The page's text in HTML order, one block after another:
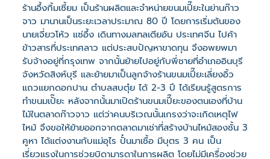
ร้านอึ้งกิ้มเซี้ยม เป็นร้านผลิตและจำหน่ายขนมเปี๊ยะในย่านก๊าว
จาว มานานเป็นระยะเวลาประมาณ 80 ปี โดยการเริ่มต้นของ
นายเจี่ยวโห้ว แซ่อึ้ง เดินทางมลฑลเตียอัน ประเทศจีน ไปค้า
ข้าวสารที่ประเทศลาว แต่ประสบปัญหาขาดทุน จึงอพยพมา
รับจ้างอยู่ที่กรุงเทพ จากนั้นย้ายไปอยู่กับพี่ชายที่อำเภออินบุรี
จังหวัดสิงห์บุรี และย้ายมาเป็นลูกจ้างร้านขนมเปี๊ยะเลี่ยงอิ้ว
แถวแยกดอกปาน ตำบลสบตุ๋ย ได้ 2-3 ปี ได้เรียนรู้สูตรการ
ทำขนมเปั๊ยะ หลังจากนั้นมาเปิดร้านขนมเปี๊ยะของตนเองที่บ้าน
ไม้ในตลาดก๊าวจาว แต่ว่าคนบริเวณนั้นเกรงว่าจะเกิดเหตุไฟ
ไหม้ จึงขอให้ย้ายออกจากตลาดมาเช่าที่สร้างบ้านไหม้สองชั้น 3
คูหา ได้แต่งงานกับแม่อุไร ปั๋นมาเชื้อ มีบุตร 3 คน เป็น
เรี่ยวแรงในการช่วยบิดามารดาในการผลิต โดยไม่มีเครื่องช่วย